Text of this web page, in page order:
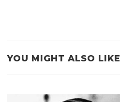
YOU MIGHT ALSO LIKE